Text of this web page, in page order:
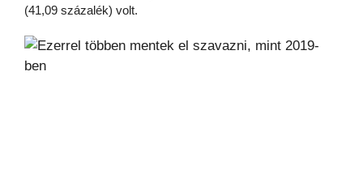
(41,09 százalék) volt.